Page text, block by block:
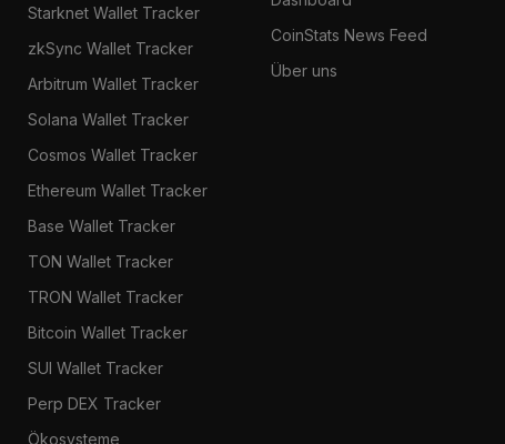
Starknet Wallet Tracker
zkSync Wallet Tracker
Arbitrum Wallet Tracker
Solana Wallet Tracker
Cosmos Wallet Tracker
Ethereum Wallet Tracker
Base Wallet Tracker
TON Wallet Tracker
TRON Wallet Tracker
Bitcoin Wallet Tracker
SUI Wallet Tracker
Perp DEX Tracker
Ökosysteme
CoinStats News Feed
Über uns